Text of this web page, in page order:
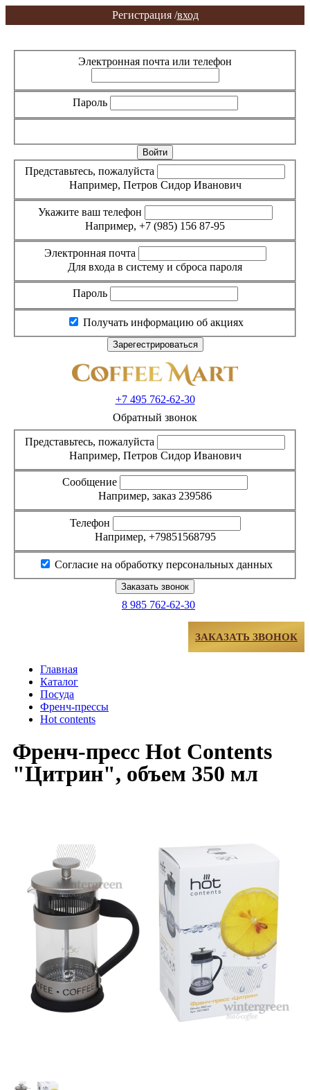
Регистрация /вход
Электронная почта или телефон
Пароль
Представьтесь, пожалуйста
Например, Петров Сидор Иванович
Укажите ваш телефон
Например, +7 (985) 156 87-95
Электронная почта
Для входа в систему и сброса пароля
Пароль
Получать информацию об акциях
+7 495762-62-30
Обратный звонок
Представьтесь, пожалуйста
Например, Петров Сидор Иванович
Сообщение
Например, заказ 239586
Телефон
Например, +79851568795
Согласие на обработку персональных данных
8 985 762-62-30
ЗАКАЗАТЬ ЗВОНОК
Главная
Каталог
Посуда
Френч-прессы
Hot contents
Френч-пресс Hot Contents
"Цитрин", объем 350 мл